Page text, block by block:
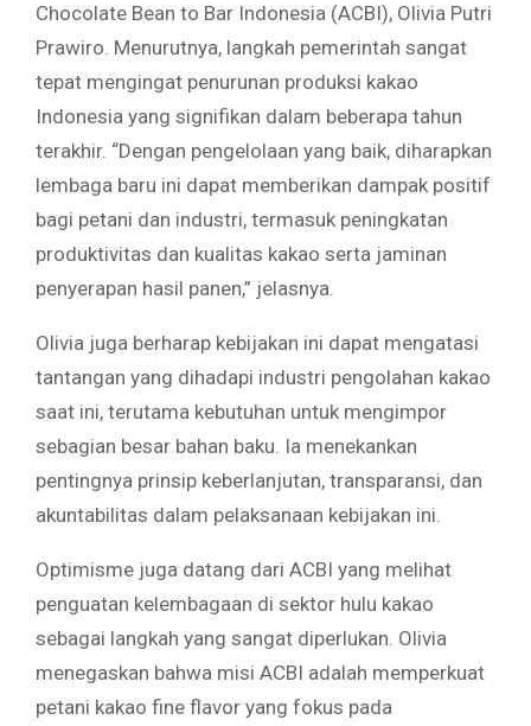
Chocolate Bean to Bar Indonesia (ACBI), Olivia Putri
Prawiro. Menurutnya, langkah pemerintah sangat
tepat mengingat penurunan produksi kakao
Indonesia yang signifikan dalam beberapa tahun
terakhir. “Dengan pengelolaan yang baik, diharapkan
lembaga baru ini dapat memberikan dampak positif
bagi petani dan industri, termasuk peningkatan
produktivitas dan kualitas kakao serta jaminan
penyerapan hasil panen,” jelasnya.
Olivia juga berharap kebijakan ini dapat mengatasi
tantangan yang dihadapi industri pengolahan kakao
saat ini, terutama kebutuhan untuk mengimpor
sebagian besar bahan baku. Ia menekankan
pentingnya prinsip keberlanjutan, transparansi, dan
akuntabilitas dalam pelaksanaan kebijakan ini.
Optimisme juga datang dari ACBI yang melihat
penguatan kelembagaan di sektor hulu kakao
sebagai langkah yang sangat diperlukan. Olivia
menegaskan bahwa misi ACBI adalah memperkuat
petani kakao fine flavor yang fokus pada